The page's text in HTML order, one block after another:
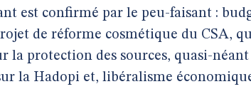
est confirmé par le peu-faisant :
de réforme cosmétique du CSA,
la protection des sources, quasi-
la Hadopi et, libéralisme